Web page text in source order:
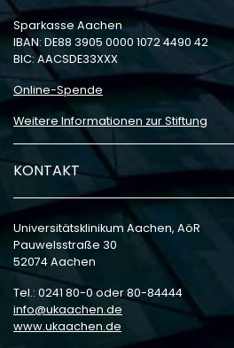
Sparkasse Aachen
IBAN: DE88 3905 0000 1072 4490 42
BIC: AACSDE33XXX
Online-Spende
Weitere Informationen zur Stiftung
KONTAKT
Universitätsklinikum Aachen, AöR
Pauwelsstraße 30
52074 Aachen
Tel.: 0241 80-0 oder 80-84444
info
ukaachen de
www.ukaachen.de